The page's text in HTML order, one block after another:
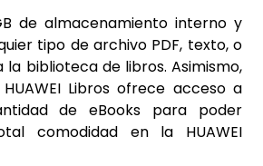
de almacenamiento interno y
tipo de archivo PDF, texto, o
la biblioteca de libros. Asimismo,
Libros ofrece acceso a
de eBooks para poder
comodidad en la HUAWEI